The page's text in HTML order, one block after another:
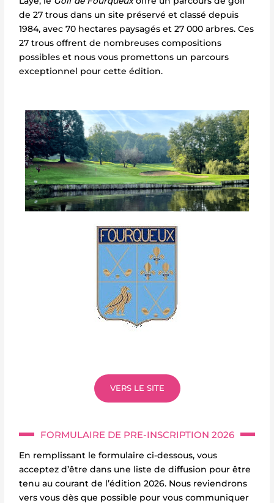
de 27 trous dans un site préservé et classé depuis
1984, avec 70 hectares paysagés et 27 000 arbres. Ces
27 trous offrent de nombreuses compositions
possibles et nous vous promettons un parcours
exceptionnel pour cette édition.
VERS LE SITE
FORMULAIRE DE PRE-INSCRIPTION 2026
En remplissant le formulaire ci-dessous, vous
acceptez d’être dans une liste de diffusion pour être
tenu au courant de l’édition 2026. Nous reviendrons
vers vous dès que possible pour vous communiquer